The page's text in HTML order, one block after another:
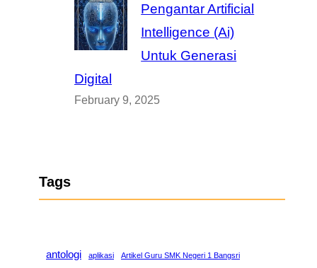
Pengantar Artificial
Intelligence (Ai)
Untuk Generasi
Digital
February 9, 2025
Tags
antologi aplikasi Artikel Guru SMK Negeri 1 Bangsri